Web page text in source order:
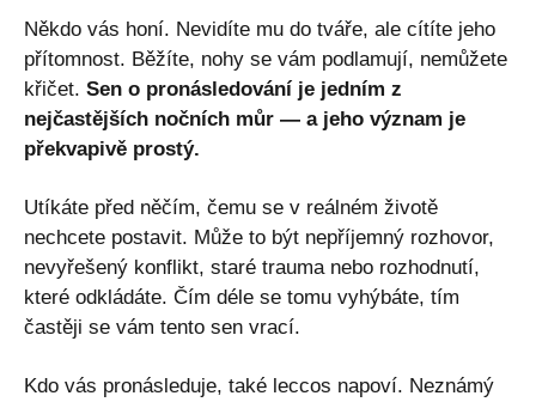
Někdo vás honí. Nevidíte mu do tváře, ale cítíte jeho
přítomnost. Běžíte, nohy se vám podlamují, nemůžete
křičet. Sen o pronásledování je jedním z
nejčastějších nočních můr — a jeho význam je
překvapivě prostý.
Utíkáte před něčím, čemu se v reálném životě
nechcete postavit. Může to být nepříjemný rozhovor,
nevyřešený konflikt, staré trauma nebo rozhodnutí,
které odkládáte. Čím déle se tomu vyhýbáte, tím
častěji se vám tento sen vrací.
Kdo vás pronásleduje, také leccos napoví. Neznámý